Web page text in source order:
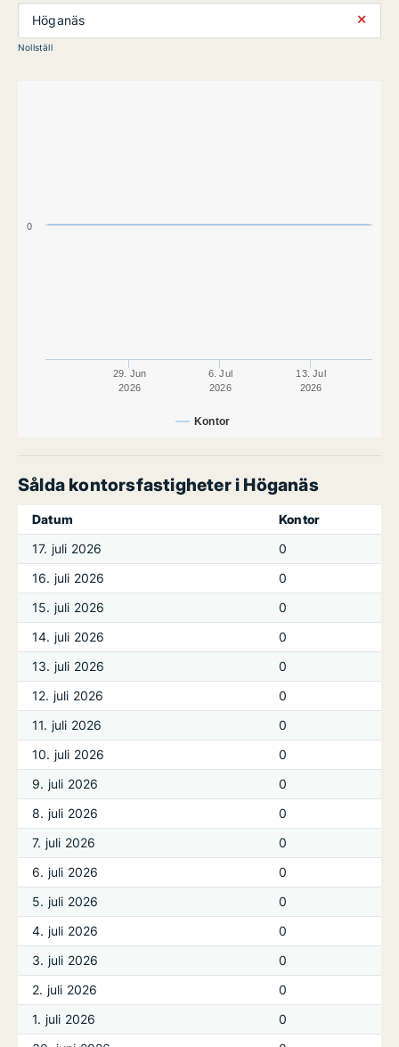
Höganäs
⨯
Nollställ
Kontor
29. Jun
2026
6. Jul
2026
13. Jul
2026
0
Sålda kontorsfastigheter i Höganäs
Datum
Kontor
17. juli 2026
0
16. juli 2026
0
15. juli 2026
0
14. juli 2026
0
13. juli 2026
0
12. juli 2026
0
11. juli 2026
0
10. juli 2026
0
9. juli 2026
0
8. juli 2026
0
7. juli 2026
0
6. juli 2026
0
5. juli 2026
0
4. juli 2026
0
3. juli 2026
0
2. juli 2026
0
1. juli 2026
0